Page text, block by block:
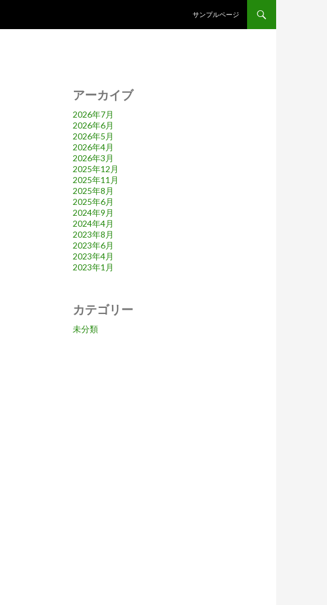
サンプルページ
アーカイブ
2026年7月
2026年6月
2026年5月
2026年4月
2026年3月
2025年12月
2025年11月
2025年8月
2025年6月
2024年9月
2024年4月
2023年8月
2023年6月
2023年4月
2023年1月
カテゴリー
未分類